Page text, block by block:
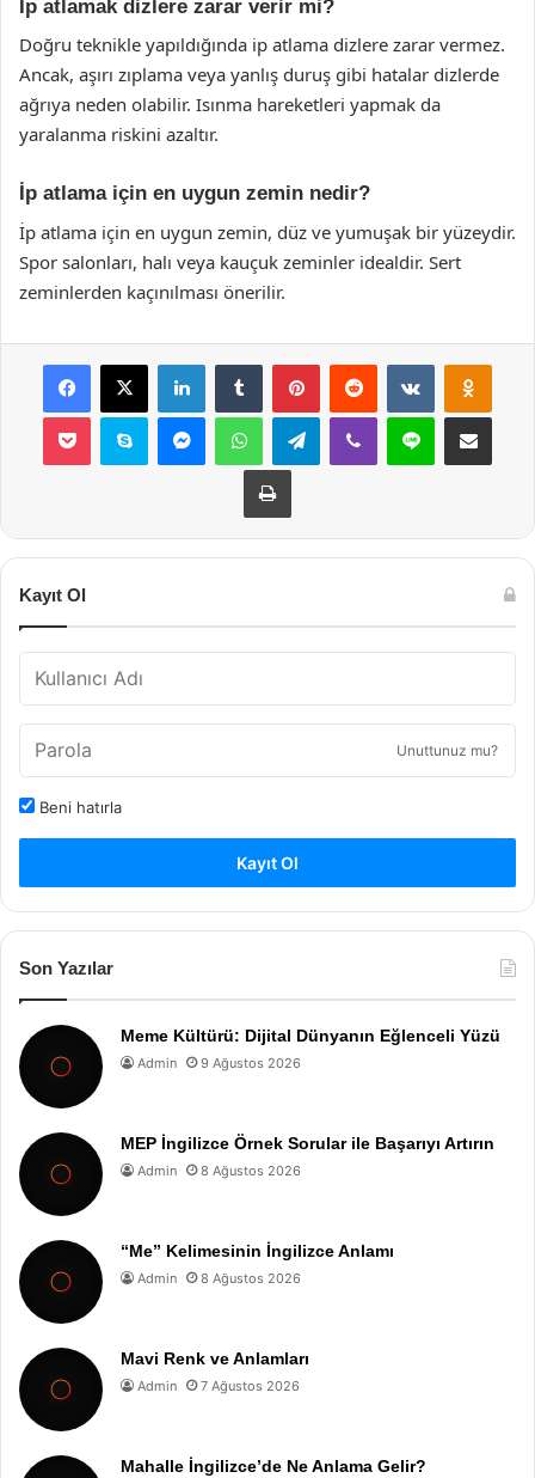
İp atlamak dizlere zarar verir mi?
Doğru teknikle yapıldığında ip atlama dizlere zarar vermez.
Ancak, aşırı zıplama veya yanlış duruş gibi hatalar dizlerde
ağrıya neden olabilir. Isınma hareketleri yapmak da
yaralanma riskini azaltır.
İp atlama için en uygun zemin nedir?
İp atlama için en uygun zemin, düz ve yumuşak bir yüzeydir.
Spor salonları, halı veya kauçuk zeminler idealdir. Sert
zeminlerden kaçınılması önerilir.
Facebook
X LinkedInTumblr PinterestReddit VKontakte
Pocket Skype MessengerWhatsAppTelegramViber Line E-Posta ile
Yazdır
Kayıt Ol
Unuttunuz mu?
Beni hatırla
Kayıt Ol
Son Yazılar
Meme Kültürü: Dijital Dünyanın Eğlenceli Yüzü
Admin 9 Ağustos 2026
MEP İngilizce Örnek Sorular ile Başarıyı Artırın
Admin 8 Ağustos 2026
“Me” Kelimesinin İngilizce Anlamı
Admin 8 Ağustos 2026
Mavi Renk ve Anlamları
Admin 7 Ağustos 2026
Mahalle İngilizce’de Ne Anlama Gelir?